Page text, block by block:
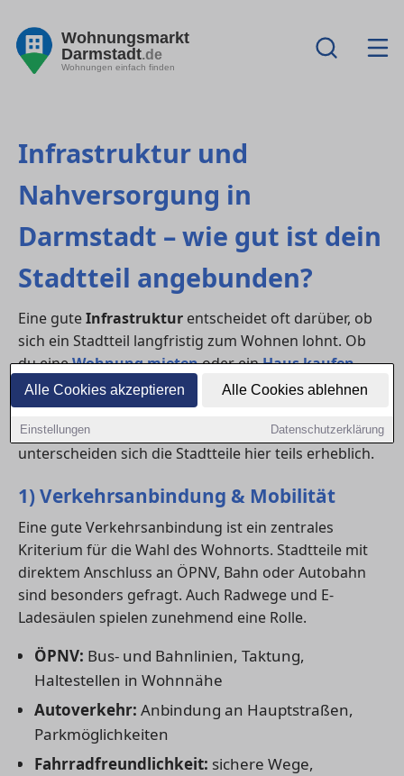
Alle Cookies akzeptieren Alle Cookies ablehnen
Einstellungen Datenschutzerklärung
Wohnungsmarkt
Darmstadt.de
Wohnungen einfach finden
Infrastruktur und
Nahversorgung in
Darmstadt – wie gut ist dein
Stadtteil angebunden?
Eine guteInfrastruktur entscheidet oft darüber, ob
sich ein Stadtteil langfristig zum Wohnen lohnt. Ob
du eineWohnung mietenoder einHaus kaufen
möchtest – kurze Wege, Einkaufsmöglichkeiten,
medizinische Versorgung und Freizeitangebote
erhöhen die Lebensqualität deutlich. In in Darmstadt
unterscheiden sich die Stadtteile hier teils erheblich.
1) Verkehrsanbindung & Mobilität
Eine gute Verkehrsanbindung ist ein zentrales
Kriterium für die Wahl des Wohnorts. Stadtteile mit
direktem Anschluss an ÖPNV, Bahn oder Autobahn
sind besonders gefragt. Auch Radwege und E-
Ladesäulen spielen zunehmend eine Rolle.
ÖPNV: Bus- und Bahnlinien, Taktung,
Haltestellen in Wohnnähe
Autoverkehr: Anbindung an Hauptstraßen,
Parkmöglichkeiten
Fahrradfreundlichkeit: sichere Wege,